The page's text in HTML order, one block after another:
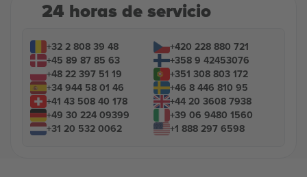
24 horas de servicio
+32 2 808 39 48
+45 89 87 85 63
+48 22 397 51 19
+34 944 58 01 46
+41 43 508 40 178
+49 30 224 09399
+31 20 532 0062
+420 228 880 721
+358 9 42453076
+351 308 803 172
+46 8 446 810 95
+44 20 3608 7938
+39 06 9480 1560
+1 888 297 6598